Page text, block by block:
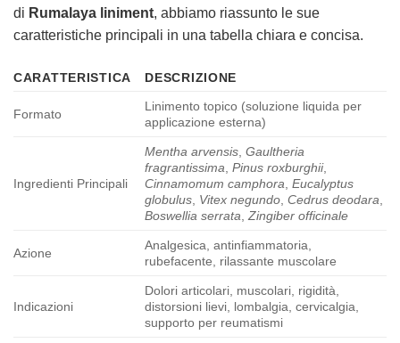
di Rumalaya liniment, abbiamo riassunto le sue
caratteristiche principali in una tabella chiara e concisa.
CARATTERISTICA DESCRIZIONE
Formato
Linimento topico (soluzione liquida per
applicazione esterna)
Ingredienti Principali
Mentha arvensis ,Gaultheria
fragrantissima ,Pinus roxburghii,
Cinnamomum camphora ,Eucalyptus
globulus Vitex negundo ,Cedrus deodara
Boswellia serrata ,Zingiber officinale
Azione
Analgesica, antinfiammatoria,
rubefacente, rilassante muscolare
Indicazioni
Dolori articolari, muscolari, rigidità,
distorsioni lievi, lombalgia, cervicalgia,
supporto per reumatismi